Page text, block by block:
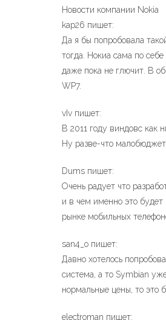
Новости компании Nokia
kap26 пишет:
Да я бы попробовала
тогда. Нокиа сама по
даже пока не глючит. В
WP7.
vIv пишет:
В 2011 году виндовс как
Ну разве-что
Dums пишет:
Очень радует что
и в чем именно это
рынке мобильных
san4_o пишет:
Давно хотелось
система, а то Symbian
нормальные цены, то это
electroman пишет: